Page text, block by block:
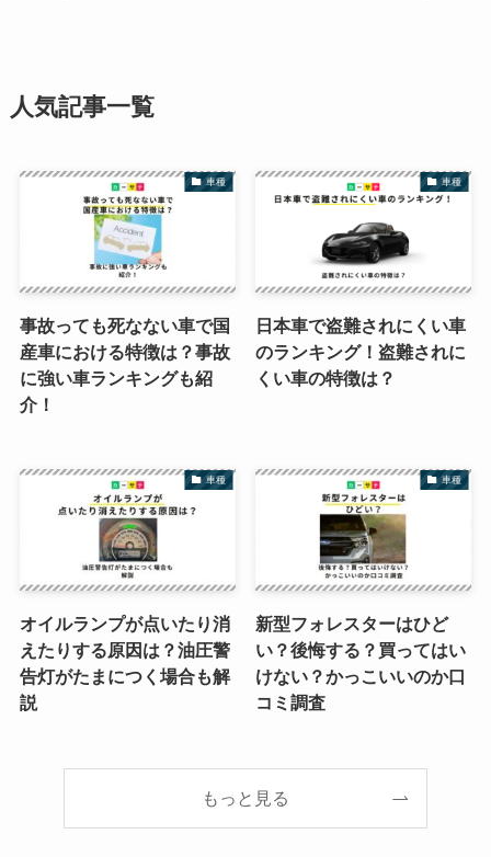
人気記事一覧
車種
事故っても死なない車で国
産車における特徴は？事故
に強い車ランキングも紹
介！
車種
日本車で盗難されにくい車
のランキング！盗難されに
くい車の特徴は？
車種
オイルランプが点いたり消
えたりする原因は？油圧警
告灯がたまにつく場合も解
説
車種
新型フォレスターはひど
い？後悔する？買ってはい
けない？かっこいいのか口
コミ調査
もっと見る